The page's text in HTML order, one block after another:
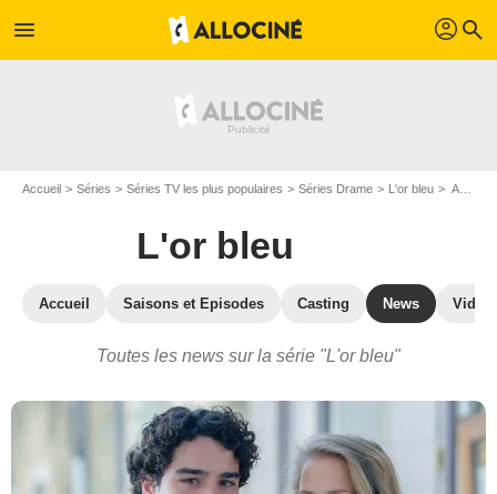
menu profil search
Accueil Séries Séries TV les plus populaires Séries Drame L'or bleu Actualité de la série L'or bleu
L'or bleu
Accueil Saisons et Episodes Casting News
Toutes les news sur la série "L'or bleu"